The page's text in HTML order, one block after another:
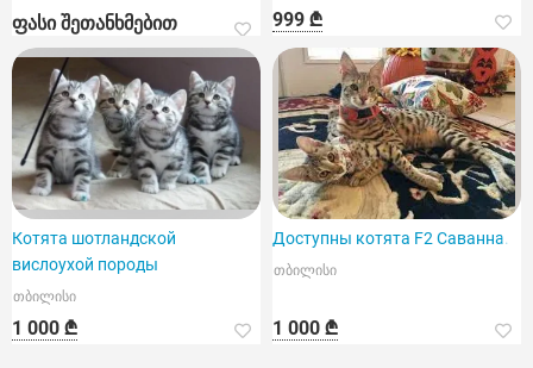
ფასი შეთანხმებით 999 ₾
Котята шотландской
вислоухой породы
თბილისი
1 000 ₾
Доступны котята F2 Саванна.
თბილისი
1 000 ₾